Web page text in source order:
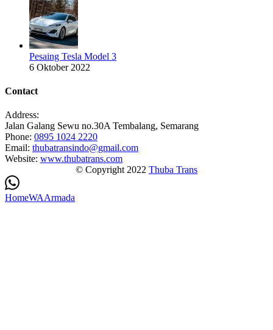
Pesaing Tesla Model 3
6 Oktober 2022
Contact
Address:
Jalan Galang Sewu no.30A Tembalang, Semarang
Phone: 0895 1024 2220
Email: thubatransindo@gmail.com
Website: www.thubatrans.com
© Copyright 2022 Thuba Trans
HomeWAArmada